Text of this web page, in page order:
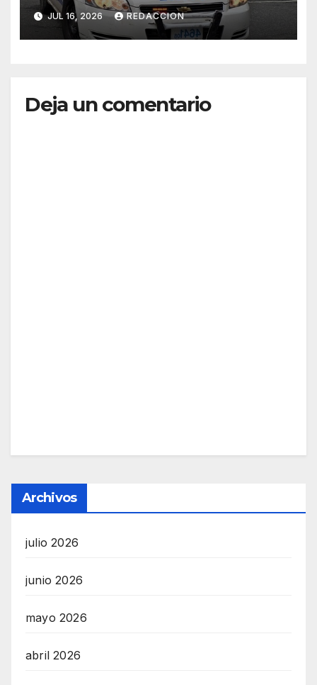
dominicana
JUL 16, 2026 REDACCION
Deja un comentario
Archivos
julio 2026
junio 2026
mayo 2026
abril 2026